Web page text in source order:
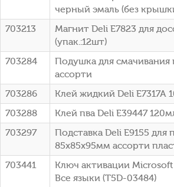
черный эмаль (без
703213
Магнит Deli E7823 для
(упак.:12шт)
703284
Подушка для смачивания
ассорти
703286
Клей жидкий Deli E7317A
703288
Клей пва Deli E39447
703297
Подставка Deli E9155
85х85х95мм ассорти
703441
Ключ активации
Все языки (T5D-03484)